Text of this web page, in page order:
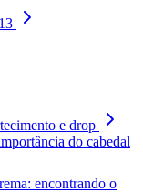
e drop
do cabedal
encontrando o